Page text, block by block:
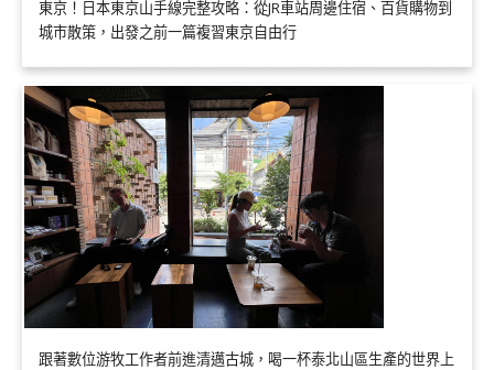
東京！日本東京山手線完整攻略：從JR車站周邊住宿、百貨購物到
城市散策，出發之前一篇複習東京自由行
跟著數位游牧工作者前進清邁古城，喝一杯泰北山區生產的世界上